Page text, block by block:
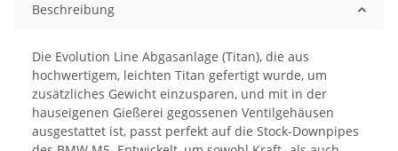
Beschreibung
Die Evolution Line Abgasanlage (Titan), die aus
hochwertigem, leichten Titan gefertigt wurde, um
zusätzliches Gewicht einzusparen, und mit in der
hauseigenen Gießerei gegossenen Ventilgehäusen
ausgestattet ist, passt perfekt auf die Stock-Downpipes